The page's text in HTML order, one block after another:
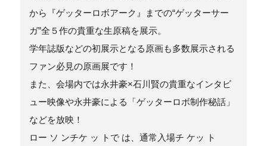
から『ゲッターロボアーク』までの“ゲッターサー
ガ”全５作の貴重な生原稿を展示。
学年誌版などの初展示となる原画も多数展示される
ファン必見の原画展です！
また、会場内では永井豪×石川賢の貴重なインタビ
ュー映像や永井豪による「ゲッターロボ制作秘話」
などを放映！
ロー ソ ンチケ ッ トで は、通常入場チ ケッ ト